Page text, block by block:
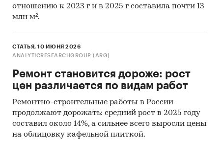
отношению к 2023 г и в 2025 г составила почти 13
млн м².
СТАТЬЯ, 10 ИЮНЯ 2026
ANALYTICRESEARCHGROUP (ARG)
Ремонт становится дороже: рост
цен различается по видам работ
Ремонтно-строительные работы в России
продолжают дорожать: средний рост в 2025 году
составил около 14%, а сильнее всего выросли цены
на облицовку кафельной плиткой.